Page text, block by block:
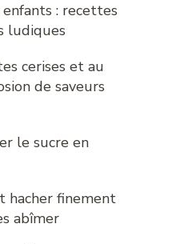
: recettes
ludiques
cerises et au
de saveurs
le sucre en
hacher finement
abîmer